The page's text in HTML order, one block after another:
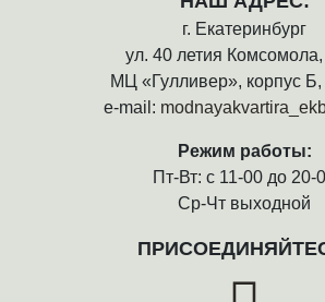
г. Екатеринбург
ул. 40 летия
МЦ «Гулливер», корпус Б,
e-mail:
Режим работы:
Пт-Вт: с 11-00 до 20-
Ср-Чт выходной